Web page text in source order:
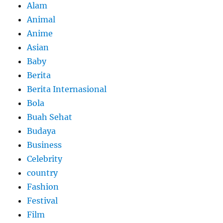
Alam
Animal
Anime
Asian
Baby
Berita
Berita Internasional
Bola
Buah Sehat
Budaya
Business
Celebrity
country
Fashion
Festival
Film